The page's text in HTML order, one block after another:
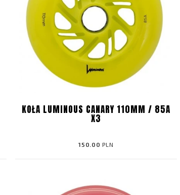
KOŁA LUMINOUS CANARY 110MM / 85A
X3
150.00 PLN